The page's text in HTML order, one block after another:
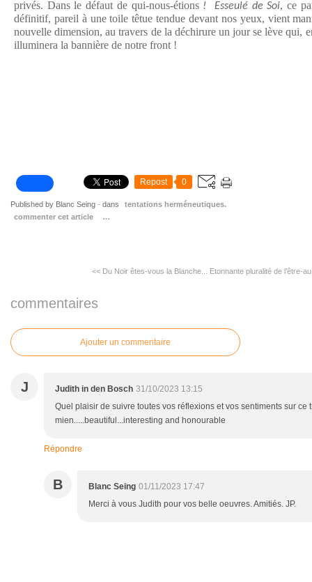
privés. Dans le défaut de qui-nous-étions ! Esseulé de Soi, ce
définitif, pareil à une toile têtue tendue devant nos yeux, vient
nouvelle dimension, au travers de la déchirure un jour se lève qui,
illuminera la bannière de notre front !
Repost 0
Published by Blanc Seing - dans
tentations herméneutiques.
commenter cet article
…
<< Du Noir êtes-vous la Blanche... Etonnante pluralité de l’être-
commentaires
Ajouter un commentaire
J Judith in den Bosch 31/10/2023 13:15
Quel plaisir de suivre toutes vos réflexions et vos sentiments sur ce
mien.....beautiful...interesting and honourable
Répondre
B Blanc Seing 01/11/2023 17:47
Merci à vous Judith pour vos belle oeuvres. Amitiés. JP.